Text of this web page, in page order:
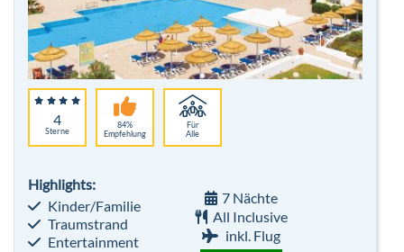
4
Sterne
84%
Empfehlung
Für
Alle
Highlights:
Kinder/Familie
Traumstrand
Entertainment
7 Nächte
All Inclusive
inkl. Flug